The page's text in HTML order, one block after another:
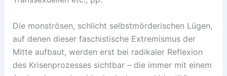
Die monströsen, schlicht selbstmörderischen Lügen,
auf denen dieser faschistische Extremismus der
Mitte aufbaut, werden erst bei radikaler Reflexion
des Krisenprozesses sichtbar – die immer mit einem